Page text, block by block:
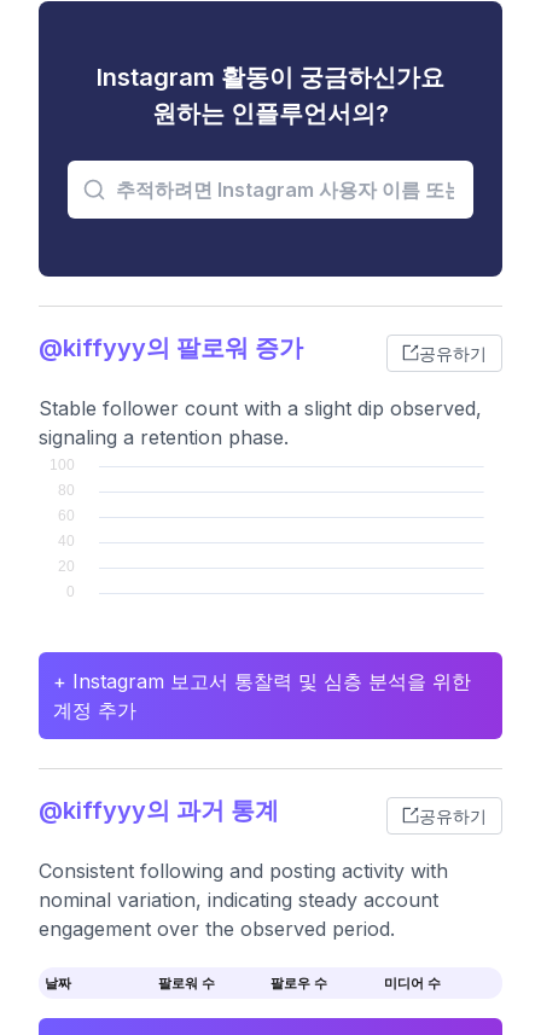
Instagram 활동이 궁금하신가요
원하는 인플루언서의?
@kiffyyy의 팔로워 증가 공유하기
Stable follower count with a slight dip observed,
signaling a retention phase.
+ Instagram 보고서 통찰력 및 심층 분석을 위한
계정 추가
@kiffyyy의 과거 통계 공유하기
Consistent following and posting activity with
nominal variation, indicating steady account
engagement over the observed period.
날짜 팔로워 수 팔로우 수 미디어 수